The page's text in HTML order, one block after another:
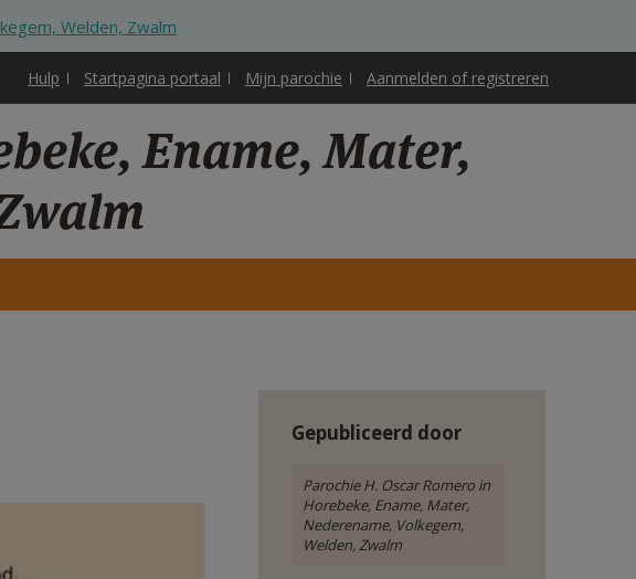
Welden, Zwalm
Hulp Startpagina portaal Mijn parochie Aanmelden of registreren
Ename, Mater,
Gepubliceerd door
Parochie H. Oscar Romero in
Horebeke, Ename, Mater,
Nederename, Volkegem,
Welden, Zwalm